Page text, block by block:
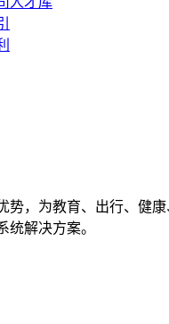
势，为教育、出行、健
统解决方案。